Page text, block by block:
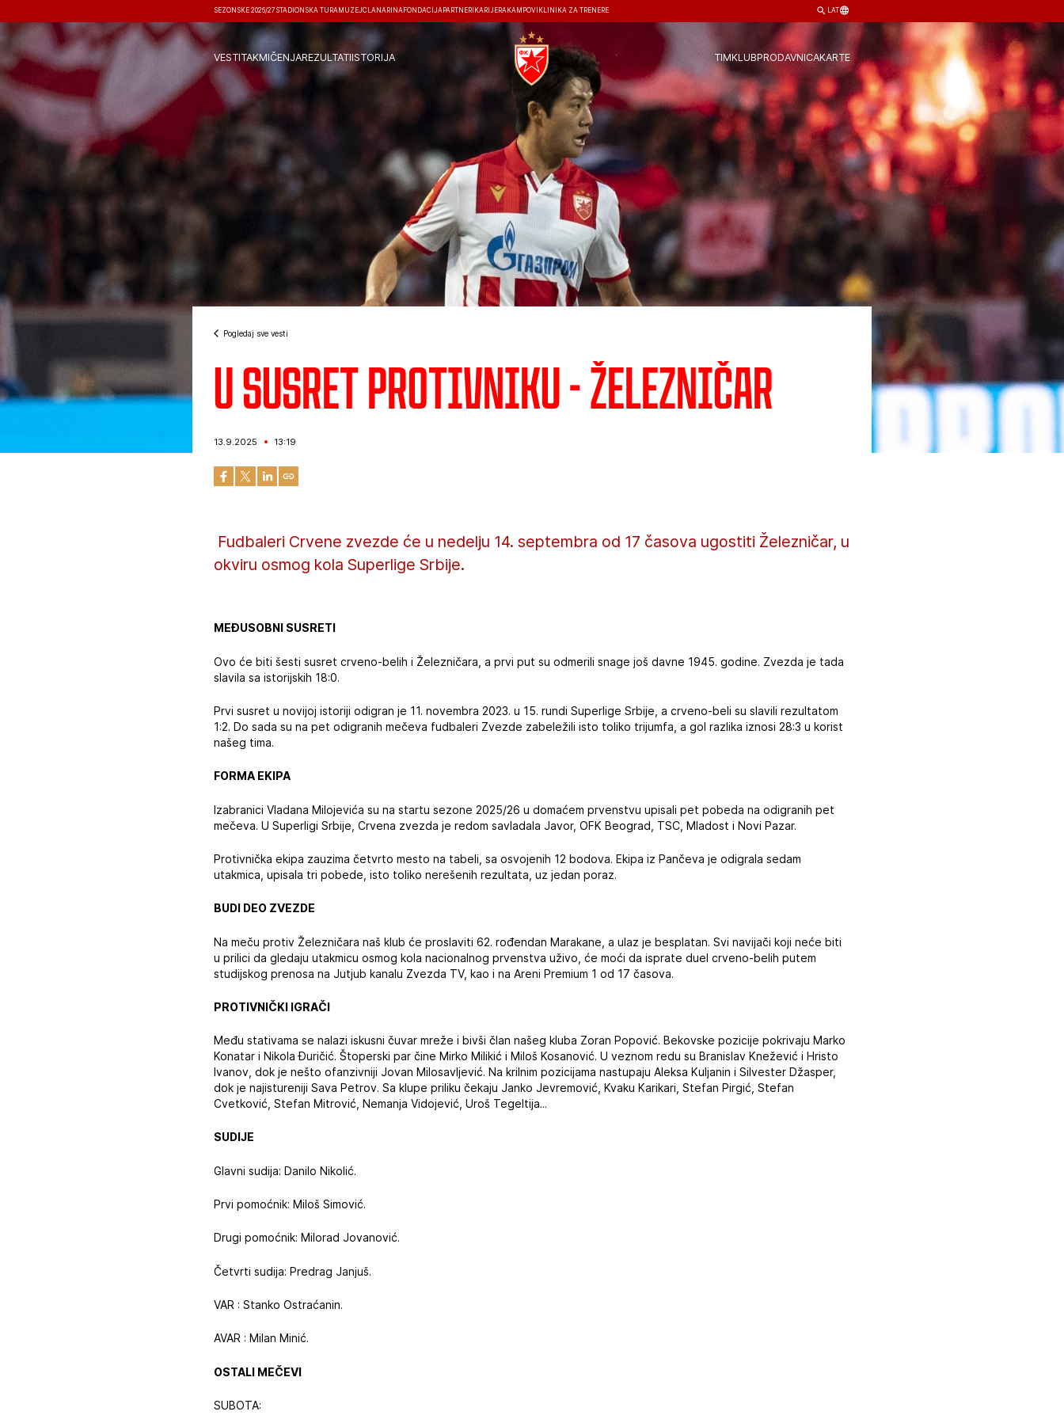
SEZONSKE 2026/27 STADIONSKA TURA MUZEJČLANARINA FONDACIJA PARTNERI KARIJERA KAMPOVI KLINIKA ZA TRENERE LAT
VESTITAKMIČENJAREZULTATIISTORIJA TIMKLUBPRODAVNICAKARTE
Pogledaj sve vesti
U susret protivniku - Železničar
13.9.2025 13:19
‍ Fudbaleri Crvene zvezde će u nedelju 14. septembra od 17 časova ugostiti Železničar, u
okviru osmog kola Superlige Srbije.
MEĐUSOBNI SUSRETI
Ovo će biti šesti susret crveno-belih i Železničara, a prvi put su odmerili snage još davne 1945. godine. Zvezda je tada
slavila sa istorijskih 18:0.
Prvi susret u novijoj istoriji odigran je 11. novembra 2023. u 15. rundi Superlige Srbije, a crveno-beli su slavili rezultatom
1:2. Do sada su na pet odigranih mečeva fudbaleri Zvezde zabeležili isto toliko trijumfa, a gol razlika iznosi 28:3 u korist
našeg tima.
FORMA EKIPA
Izabranici Vladana Milojevića su na startu sezone 2025/26 u domaćem prvenstvu upisali pet pobeda na odigranih pet
mečeva. U Superligi Srbije, Crvena zvezda je redom savladala Javor, OFK Beograd, TSC, Mladost i Novi Pazar.
Protivnička ekipa zauzima četvrto mesto na tabeli, sa osvojenih 12 bodova. Ekipa iz Pančeva je odigrala sedam
utakmica, upisala tri pobede, isto toliko nerešenih rezultata, uz jedan poraz.
BUDI DEO ZVEZDE
Na meču protiv Železničara naš klub će proslaviti 62. rođendan Marakane, a ulaz je besplatan. Svi navijači koji neće biti
u prilici da gledaju utakmicu osmog kola nacionalnog prvenstva uživo, će moći da isprate duel crveno-belih putem
studijskog prenosa na Jutjub kanalu Zvezda TV, kao i na Areni Premium 1 od 17 časova.
PROTIVNIČKI IGRAČI
Među stativama se nalazi iskusni čuvar mreže i bivši član našeg kluba Zoran Popović. Bekovske pozicije pokrivaju Marko
Konatar i Nikola Đuričić. Štoperski par čine Mirko Milikić i Miloš Kosanović. U veznom redu su Branislav Knežević i Hristo
Ivanov, dok je nešto ofanzivniji Jovan Milosavljević. Na krilnim pozicijama nastupaju Aleksa Kuljanin i Silvester Džasper,
dok je najistureniji Sava Petrov. Sa klupe priliku čekaju Janko Jevremović, Kvaku Karikari, Stefan Pirgić, Stefan
Cvetković, Stefan Mitrović, Nemanja Vidojević, Uroš Tegeltija...
SUDIJE
Glavni sudija: Danilo Nikolić.
Prvi pomoćnik: Miloš Simović.
Drugi pomoćnik: Milorad Jovanović.
Četvrti sudija: Predrag Janjuš.
VAR : Stanko Ostraćanin.
AVAR : Milan Minić.
OSTALI MEČEVI
SUBOTA: